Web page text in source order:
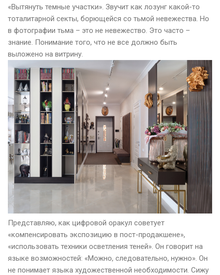
«Вытянуть темные участки». Звучит как лозунг какой-то
тоталитарной секты, борющейся со тьмой невежества. Но
в фотографии тьма – это не невежество. Это часто –
знание. Понимание того, что не все должно быть
выложено на витрину.
Представляю, как цифровой оракул советует
«компенсировать экспозицию в пост-продакшене»,
«использовать техники осветления теней». Он говорит на
языке возможностей: «Можно, следовательно, нужно». Он
не понимает языка художественной необходимости. Сижу